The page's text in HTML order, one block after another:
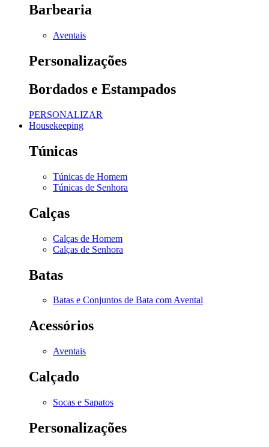
Barbearia
Aventais
Personalizações
Bordados e Estampados
PERSONALIZAR
Housekeeping
Túnicas
Túnicas de Homem
Túnicas de Senhora
Calças
Calças de Homem
Calças de Senhora
Batas
Batas e Conjuntos de Bata com Avental
Acessórios
Aventais
Calçado
Socas e Sapatos
Personalizações